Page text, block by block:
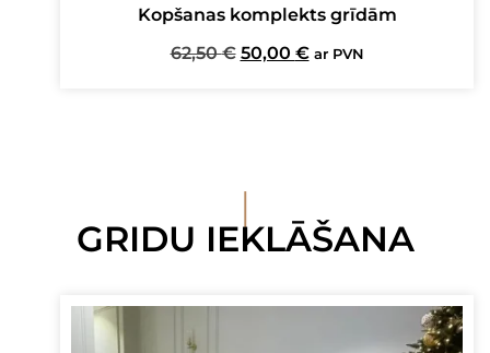
Kopšanas komplekts grīdām
62,50€ Original
50,00 €Current
ar PVN
I
GRIDU IEKLĀŠANA